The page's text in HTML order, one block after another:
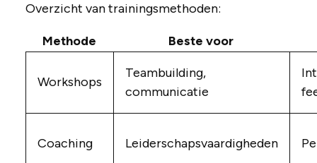
Overzicht van trainingsmethoden:
Methode Beste voor
Workshops
Teambuilding,
communicatie
Coaching Leiderschapsvaardigheden